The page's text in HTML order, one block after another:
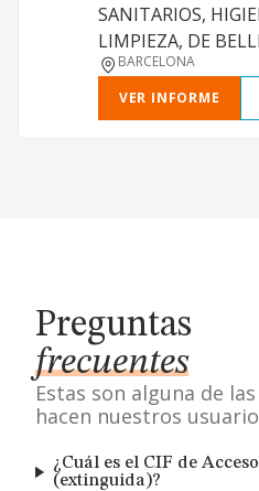
SANITARIOS,
LIMPIEZA, DE
BARCELONA
VER INFORME
Preguntas
frecuentes
Estas son alguna de
hacen nuestros
¿Cuál es el CIF de
(extinguida)?